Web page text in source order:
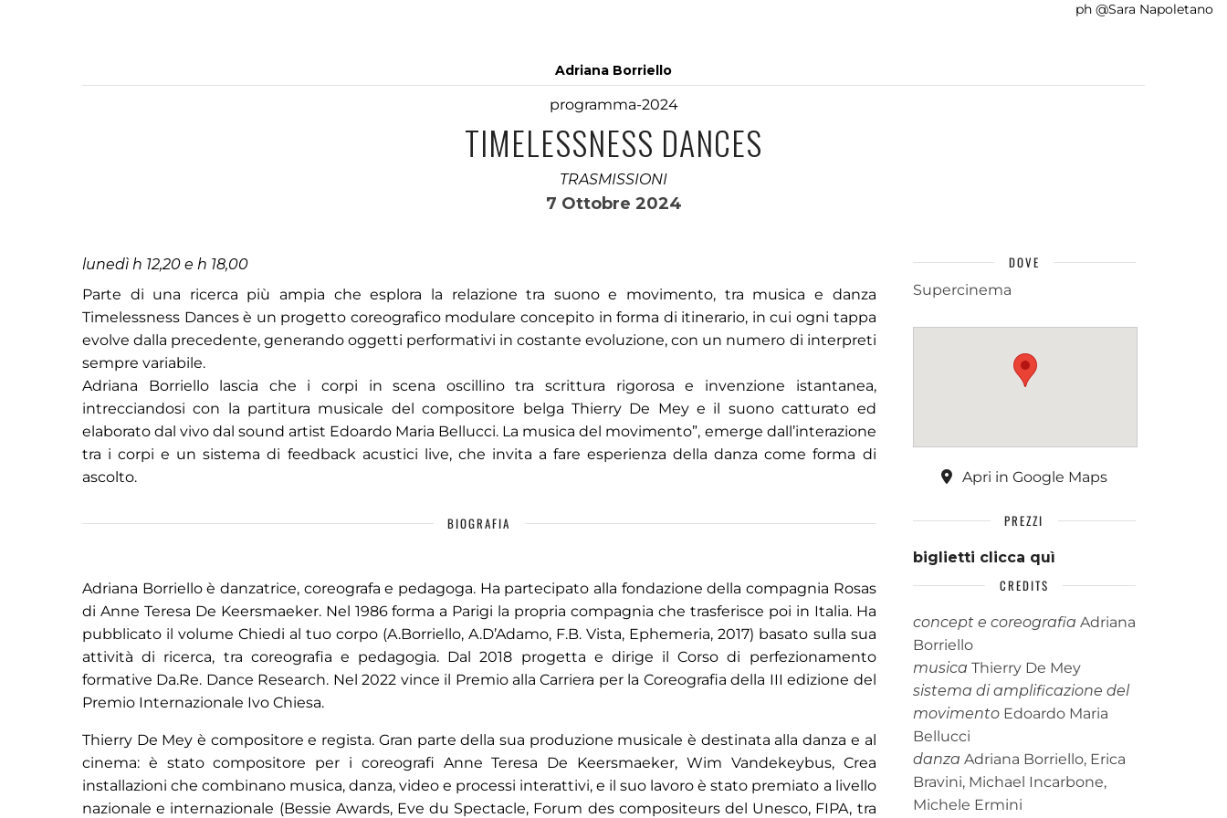
ph @Sara Napoletano
Adriana Borriello
programma-2024
TIMELESSNESS DANCES
TRASMISSIONI
7 Ottobre 2024
lunedì h 12,20 e h 18,00
Parte di una ricerca più ampia che esplora la relazione tra suono e movimento, tra musica e danza
Timelessness Dances è un progetto coreografico modulare concepito in forma di itinerario, in cui ogni tappa
evolve dalla precedente, generando oggetti performativi in costante evoluzione, con un numero di interpreti
sempre variabile.
Adriana Borriello lascia che i corpi in scena oscillino tra scrittura rigorosa e invenzione istantanea,
intrecciandosi con la partitura musicale del compositore belga Thierry De Mey e il suono catturato ed
elaborato dal vivo dal sound artist Edoardo Maria Bellucci. La musica del movimento”, emerge dall’interazione
tra i corpi e un sistema di feedback acustici live, che invita a fare esperienza della danza come forma di
ascolto.
BIOGRAFIA
Adriana Borriello è danzatrice, coreografa e pedagoga. Ha partecipato alla fondazione della compagnia Rosas
di Anne Teresa De Keersmaeker. Nel 1986 forma a Parigi la propria compagnia che trasferisce poi in Italia. Ha
pubblicato il volume Chiedi al tuo corpo (A.Borriello, A.D’Adamo, F.B. Vista, Ephemeria, 2017) basato sulla sua
attività di ricerca, tra coreografia e pedagogia. Dal 2018 progetta e dirige il Corso di perfezionamento
formative Da.Re. Dance Research. Nel 2022 vince il Premio alla Carriera per la Coreografia della III edizione del
Premio Internazionale Ivo Chiesa.
Thierry De Mey è compositore e regista. Gran parte della sua produzione musicale è destinata alla danza e al
cinema: è stato compositore per i coreografi Anne Teresa De Keersmaeker, Wim Vandekeybus, Crea
installazioni che combinano musica, danza, video e processi interattivi, e il suo lavoro è stato premiato a livello
nazionale e internazionale (Bessie Awards, Eve du Spectacle, Forum des compositeurs del Unesco, FIPA, tra
DOVE
Supercinema
Apri in Google Maps
PREZZI
biglietti clicca quì
CREDITS
concept e coreografia Adriana
Borriello
musica Thierry De Mey
sistema di amplificazione del
movimentoEdoardo Maria
Bellucci
danza Adriana Borriello, Erica
Bravini, Michael Incarbone,
Michele Ermini